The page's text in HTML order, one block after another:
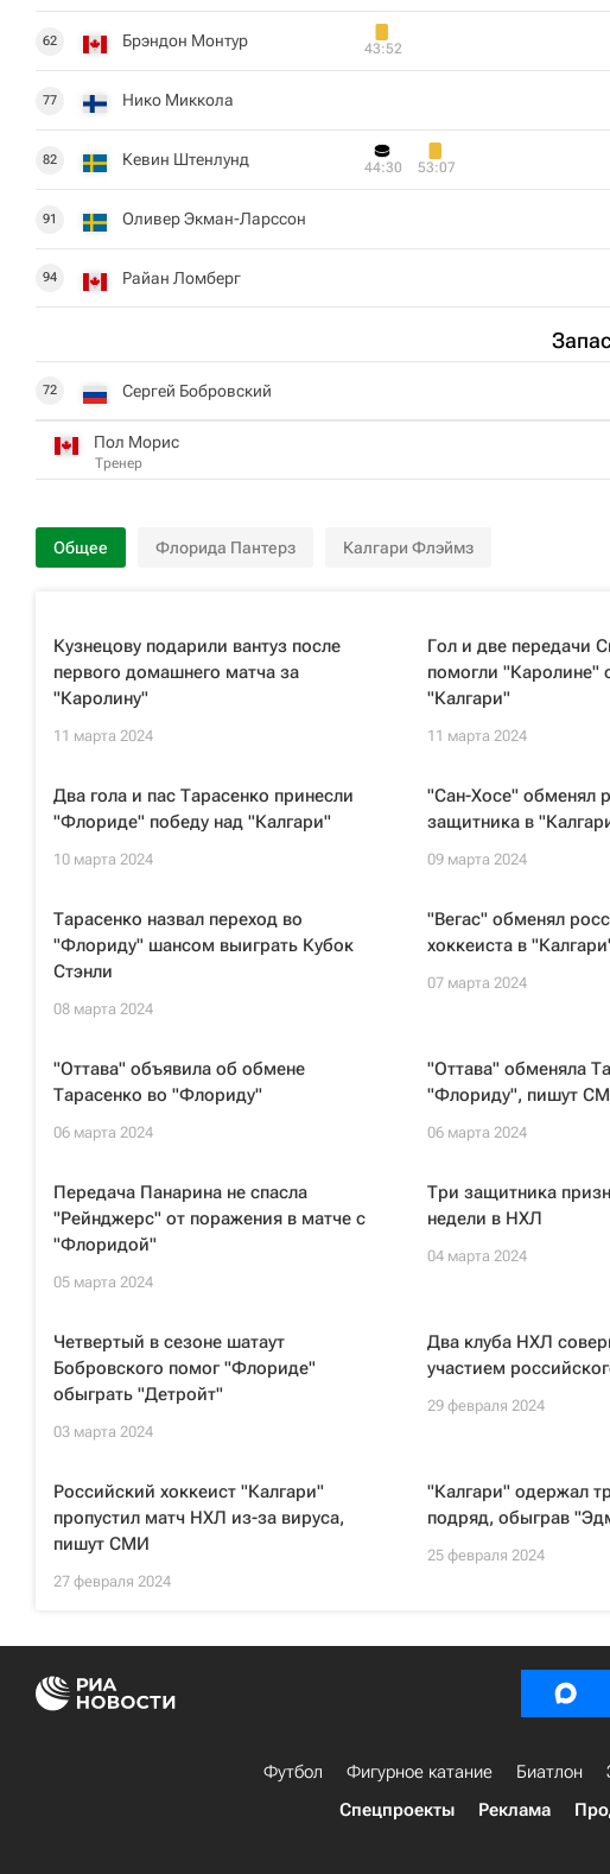
62 Брэндон Монтур 43:52
77 Нико Миккола
82 Кевин Штенлунд 44:30 53:07
91 Оливер Экман-Ларссон
94 Райан Ломберг
72 Сергей Бобровский
Пол Морис
Тренер
Общее Флорида Пантерз Калгари Флэймз
Кузнецову подарили вантуз после
первого домашнего матча за
"Каролину"
11 марта 2024
Гол и две передачи
помогли "Каролине"
"Калгари"
11 марта 2024
Два гола и пас Тарасенко принесли
"Флориде" победу над "Калгари"
10 марта 2024
"Сан-Хосе" обменял
защитника в
09 марта 2024
Тарасенко назвал переход во
"Флориду" шансом выиграть Кубок
Стэнли
08 марта 2024
"Вегас" обменял
хоккеиста в
07 марта 2024
"Оттава" объявила об обмене
Тарасенко во "Флориду"
06 марта 2024
"Оттава" обменяла
"Флориду", пишут
06 марта 2024
Передача Панарина не спасла
"Рейнджерс" от поражения в матче с
"Флоридой"
05 марта 2024
Три защитника
недели в НХЛ
04 марта 2024
Четвертый в сезоне шатаут
Бобровского помог "Флориде"
обыграть "Детройт"
03 марта 2024
Два клуба НХЛ
участием
29 февраля 2024
Российский хоккеист "Калгари"
пропустил матч НХЛ из-за вируса,
пишут СМИ
27 февраля 2024
"Калгари" одержал
подряд, обыграв
25 февраля 2024
Футбол Фигурное катание Биатлон
Спецпроекты
Реклама